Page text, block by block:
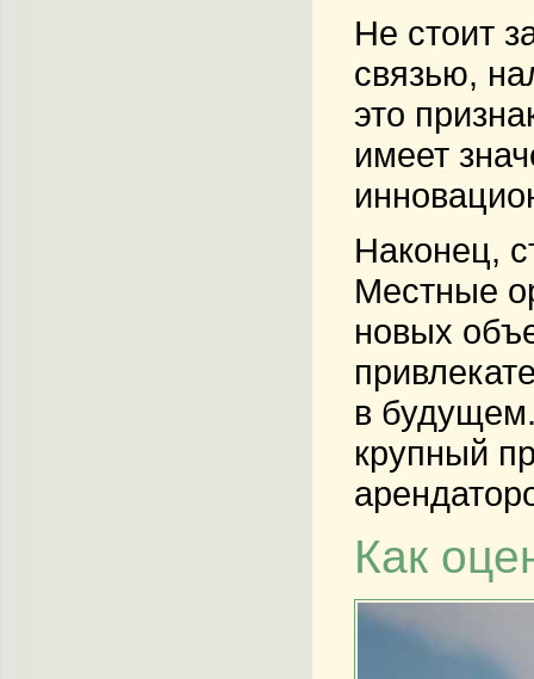
Не стоит
связью,
это
имеет
Наконец,
Местные
новых
в
крупный
Как